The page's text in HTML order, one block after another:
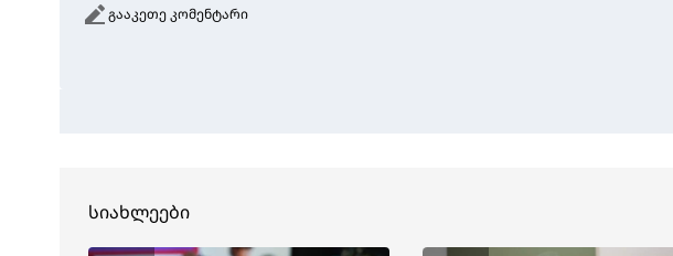
გააკეთე კომენტარი
სიახლეები